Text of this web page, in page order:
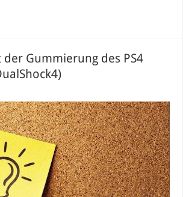
Gummierung des PS4